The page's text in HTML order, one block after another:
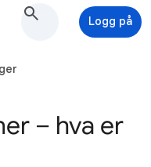
Logg på
– hva er